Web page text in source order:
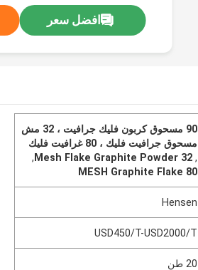
افضل سعر
90 مسحوق كربون فليك جرافيت ، 32 مش
مسحوق جرافيت فليك ، 80 غرافيت فليك
,
32 Mesh Flake Graphite Powder
,
80 MESH Graphite Flake
Hensen
USD450/T-USD2000/T
20 طن